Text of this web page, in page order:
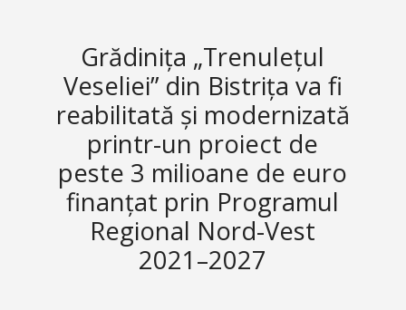
Grădinița „Trenulețul
Veseliei” din Bistrița va fi
reabilitată și modernizată
printr-un proiect de
peste 3 milioane de euro
finanțat prin Programul
Regional Nord-Vest
2021–2027